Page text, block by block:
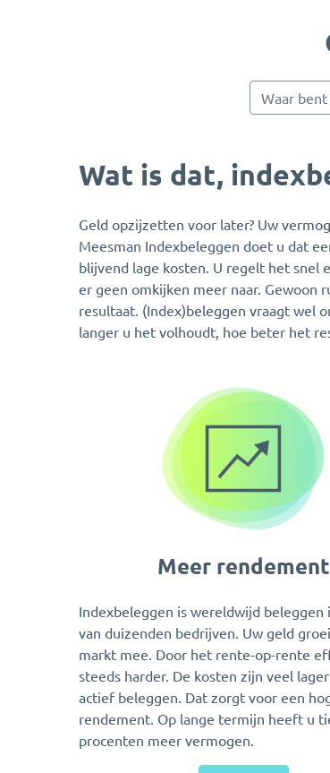
Wat is dat,
Geld opzijzetten voor later? Uw
Meesman Indexbeleggen doet u dat
blijvend lage kosten. U regelt het snel
er geen omkijken meer naar. Gewoon
resultaat. (Index)beleggen vraagt wel
langer u het volhoudt, hoe beter het
Meer rendement
Indexbeleggen is wereldwijd beleggen
van duizenden bedrijven. Uw geld
markt mee. Door het rente-op-rente
steeds harder. De kosten zijn veel
actief beleggen. Dat zorgt voor een
rendement. Op lange termijn heeft u
procenten meer vermogen.